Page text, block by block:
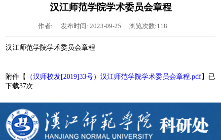
汉江师范学院学术委员会章程
作者: 发布时间: 2023-09-25 浏览次数:118
汉江师范学院学术委员会章程
附件【 （汉师校发[2019]33号）汉江师范学院学术委员会章程.pdf】已
下载37次